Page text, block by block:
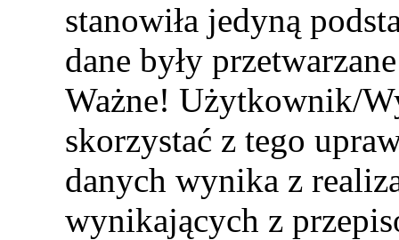
stanowiła jedyną
dane były
Ważne! Użytkownik/
skorzystać z tego
danych wynika z
wynikających z